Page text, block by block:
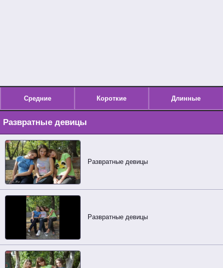
Средние Короткие Длинные
Развратные девицы
Развратные девицы
Развратные девицы